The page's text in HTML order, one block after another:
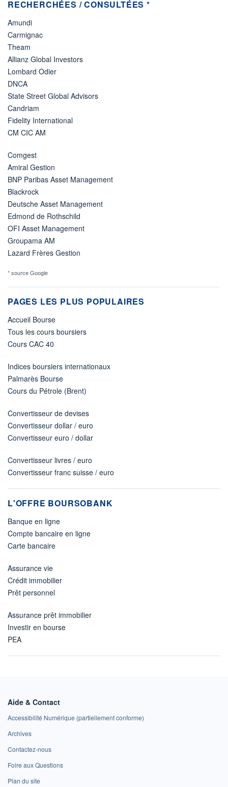
RECHERCHÉES / CONSULTÉES *
Amundi
Carmignac
Theam
Allianz Global Investors
Lombard Odier
DNCA
State Street Global Advisors
Candriam
Fidelity International
CM CIC AM
Comgest
Amiral Gestion
BNP Paribas Asset Management
Blackrock
Deutsche Asset Management
Edmond de Rothschild
OFI Asset Management
Groupama AM
Lazard Frères Gestion
* source Google
PAGES LES PLUS POPULAIRES
Accueil Bourse
Tous les cours boursiers
Cours CAC 40
Indices boursiers internationaux
Palmarès Bourse
Cours du Pétrole (Brent)
Convertisseur de devises
Convertisseur dollar / euro
Convertisseur euro / dollar
Convertisseur livres / euro
Convertisseur franc suisse / euro
L'OFFRE BOURSOBANK
Banque en ligne
Compte bancaire en ligne
Carte bancaire
Assurance vie
Crédit immobilier
Prêt personnel
Assurance prêt immobilier
Investir en bourse
PEA
Aide & Contact
Accessibilité Numérique (partiellement conforme)
Archives
Contactez-nous
Foire aux Questions
Plan du site